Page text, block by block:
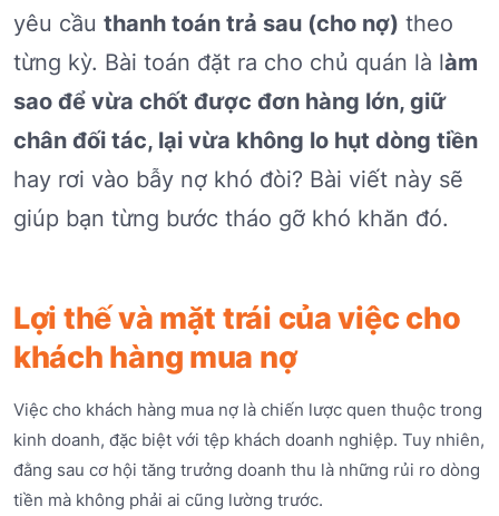
yêu cầu thanh toán trả sau (cho nợ) theo
từng kỳ. Bài toán đặt ra cho chủ quán là làm
sao để vừa chốt được đơn hàng lớn, giữ
chân đối tác, lại vừa không lo hụt dòng tiền
hay rơi vào bẫy nợ khó đòi? Bài viết này sẽ
giúp bạn từng bước tháo gỡ khó khăn đó.
Lợi thế và mặt trái của việc cho
khách hàng mua nợ
Việc cho khách hàng mua nợ là chiến lược quen thuộc trong
kinh doanh, đặc biệt với tệp khách doanh nghiệp. Tuy nhiên,
đằng sau cơ hội tăng trưởng doanh thu là những rủi ro dòng
tiền mà không phải ai cũng lường trước.